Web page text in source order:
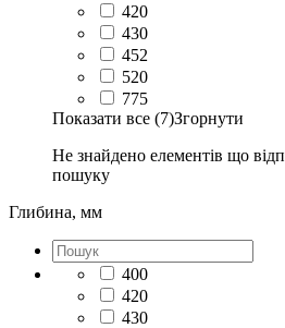
420
430
452
520
775
Показати все (7)Згорнути
Не знайдено елементів що
пошуку
Глибина, мм
400
420
430